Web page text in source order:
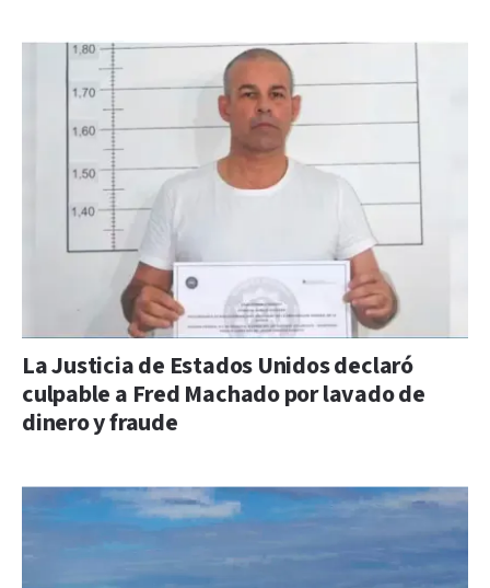
La Justicia de Estados Unidos declaró
culpable a Fred Machado por lavado de
dinero y fraude